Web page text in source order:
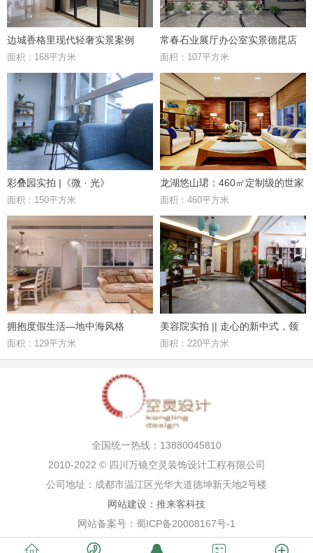
边城香格里现代轻奢实景案例
面积：168平方米
常春石业展厅办公室实景德昆店
面积：107平方米
彩叠园实拍 |《微 · 光》
面积：150平方米
龙湖悠山珺：460㎡定制级的世家
府邸，优雅极致的东方礼居
面积：460平方米
拥抱度假生活—地中海风格
面积：129平方米
美容院实拍 || 走心的新中式，领
略其独特魅力
面积：220平方米
全国统一热线：13880045810
2010-2022 © 四川万镜空灵装饰设计工程有限公司
公司地址：成都市温江区光华大道德坤新天地2号楼
网站建设：推来客科技
网站备案号：蜀ICP备20008167号-1
   